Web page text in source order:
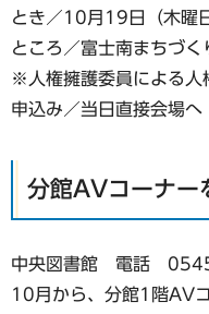
とき／10月19日（木
ところ／富士南まちづく
※人権擁護委員による人
申込み／当日直接会場へ
分館AVコーナー
中央図書館 電話
10月から、分館1階AV